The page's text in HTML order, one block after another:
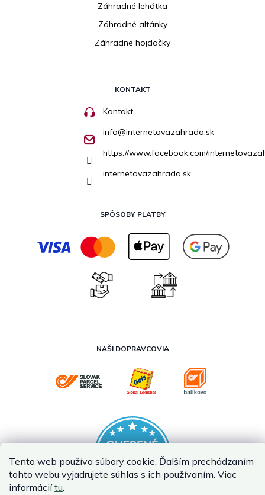
Tento web používa súbory cookie. Ďalším prechádzaním
tohto webu vyjadrujete súhlas s ich používaním. Viac
informáciítu.
Záhradné lehátka
Záhradné altánky
Záhradné hojdačky
KONTAKT
Kontakt
info@internetovazahrada.sk
https://www.facebook.com/
internetovazahrada.sk
SPÔSOBY PLATBY
NAŠI DOPRAVCOVIA